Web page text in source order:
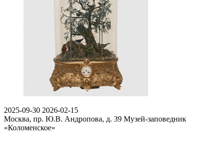
2025-09-30 2026-02-15
Москва, пр. Ю.В. Андропова, д. 39 Музей-заповедник
«Коломенское»